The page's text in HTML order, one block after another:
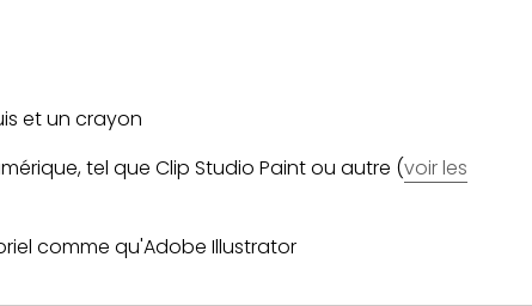
et un crayon
tel que Clip Studio Paint ou autre (voir les
comme qu'Adobe Illustrator